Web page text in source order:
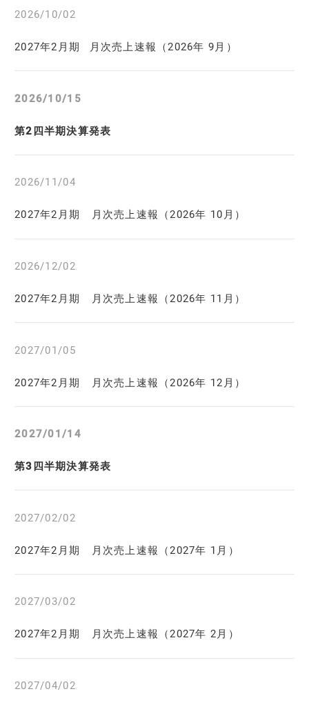
2026/10/02
2027年2月期 月次売上速報（2026年 9月）
2026/10/15
第2四半期決算発表
2026/11/04
2027年2月期 月次売上速報（2026年 10月）
2026/12/02
2027年2月期 月次売上速報（2026年 11月）
2027/01/05
2027年2月期 月次売上速報（2026年 12月）
2027/01/14
第3四半期決算発表
2027/02/02
2027年2月期 月次売上速報（2027年 1月）
2027/03/02
2027年2月期 月次売上速報（2027年 2月）
2027/04/02